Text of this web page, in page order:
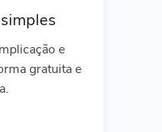
e
gratuita e